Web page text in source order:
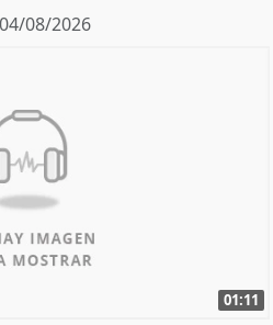
04/08/2026
01:11